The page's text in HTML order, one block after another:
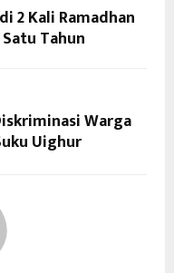
2 Kali Ramadhan
Tahun
Warga
Uighur